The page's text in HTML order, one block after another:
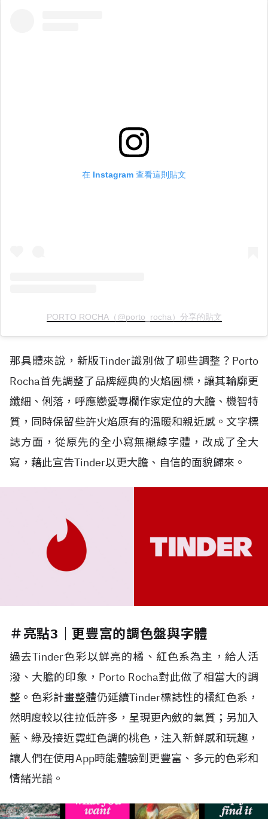
在 Instagram 查看這則貼文
PORTO ROCHA（@porto_rocha）分享的貼文
那具體來說，新版Tinder識別做了哪些調整？Porto
Rocha首先調整了品牌經典的火焰圖標，讓其輪廓更
纖細、俐落，呼應戀愛專欄作家定位的大膽、機智特
質，同時保留些許火焰原有的溫暖和親近感。文字標
誌方面，從原先的全小寫無襯線字體，改成了全大
寫，藉此宣告Tinder以更大膽、自信的面貌歸來。
＃亮點3｜更豐富的調色盤與字體
過去Tinder色彩以鮮亮的橘、紅色系為主，給人活
潑、大膽的印象，Porto Rocha對此做了相當大的調
整。色彩計畫整體仍延續Tinder標誌性的橘紅色系，
然明度較以往拉低許多，呈現更內斂的氣質；另加入
藍、綠及接近霓虹色調的桃色，注入新鮮感和玩趣，
讓人們在使用App時能體驗到更豐富、多元的色彩和
情緒光譜。